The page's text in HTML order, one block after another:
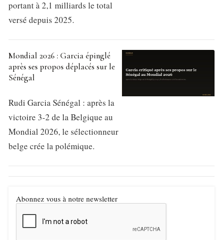
portant à 2,1 milliards le total
versé depuis 2025.
Mondial 2026 : Garcia épinglé
après ses propos déplacés sur le
Sénégal
Rudi Garcia Sénégal : après la
victoire 3-2 de la Belgique au
Mondial 2026, le sélectionneur
belge crée la polémique.
Abonnez vous à notre newsletter